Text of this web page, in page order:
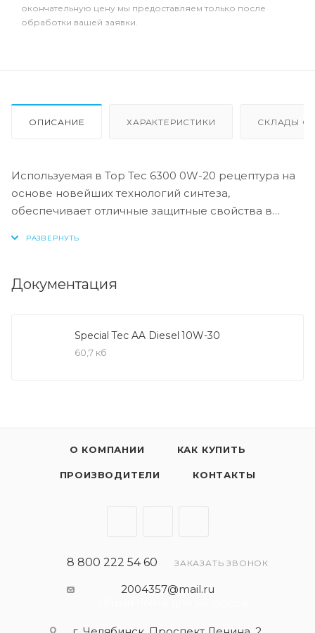
окончательную цену мы предоставляем только после
обработки вашей заявки.
ОПИСАНИЕ ХАРАКТЕРИСТИКИ СКЛАДЫ
Используемая в Top Tec 6300 0W-20 рецептура на
основе новейших технологий синтеза,
обеспечивает отличные защитные свойства в
обеспечивает надежную защиту от износа и
- обеспечивает максимальную
- оптимальное давление масла во всех режимах
- отличная устойчивость к старению
- обеспечивает длительный срок службы
- проверено на совместимость с катализаторами и
Документация
Special Tec AA Diesel 10W-30
60,7 кб
О КОМПАНИИ КАК КУПИТЬ
ПРОИЗВОДИТЕЛИ КОНТАКТЫ
8 800 222 54 60 ЗАКАЗАТЬ ЗВОНОК
2004357@mail.ru